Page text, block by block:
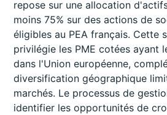
repose sur une allocation
moins 75% sur des actions de
éligibles au PEA français. Cette
privilégie les PME cotées ayant
dans l'Union européenne,
diversification géographique
marchés. Le processus de
identifier les opportunités de